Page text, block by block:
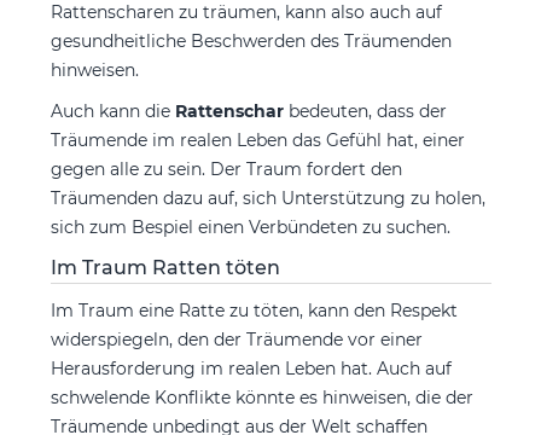
Rattenscharen zu träumen, kann also auch auf
gesundheitliche Beschwerden des Träumenden
hinweisen.
Auch kann die Rattenschar bedeuten, dass der
Träumende im realen Leben das Gefühl hat, einer
gegen alle zu sein. Der Traum fordert den
Träumenden dazu auf, sich Unterstützung zu holen,
sich zum Bespiel einen Verbündeten zu suchen.
Im Traum Ratten töten
Im Traum eine Ratte zu töten, kann den Respekt
widerspiegeln, den der Träumende vor einer
Herausforderung im realen Leben hat. Auch auf
schwelende Konflikte könnte es hinweisen, die der
Träumende unbedingt aus der Welt schaffen